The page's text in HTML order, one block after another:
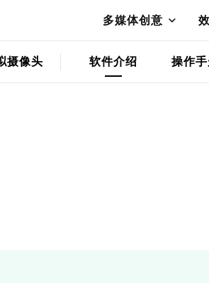
多媒体创意
摄像头 软件介绍 操作